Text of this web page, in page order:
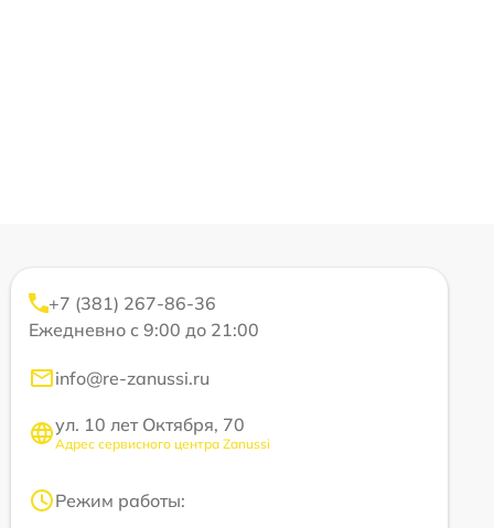
+7 (381) 267-86-36
Ежедневно с 9:00 до 21:00
info@re-zanussi.ru
ул. 10 лет Октября, 70
Адрес сервисного центра Zanussi
Режим работы: